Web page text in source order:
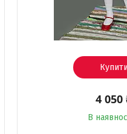
Купити
4 050
В